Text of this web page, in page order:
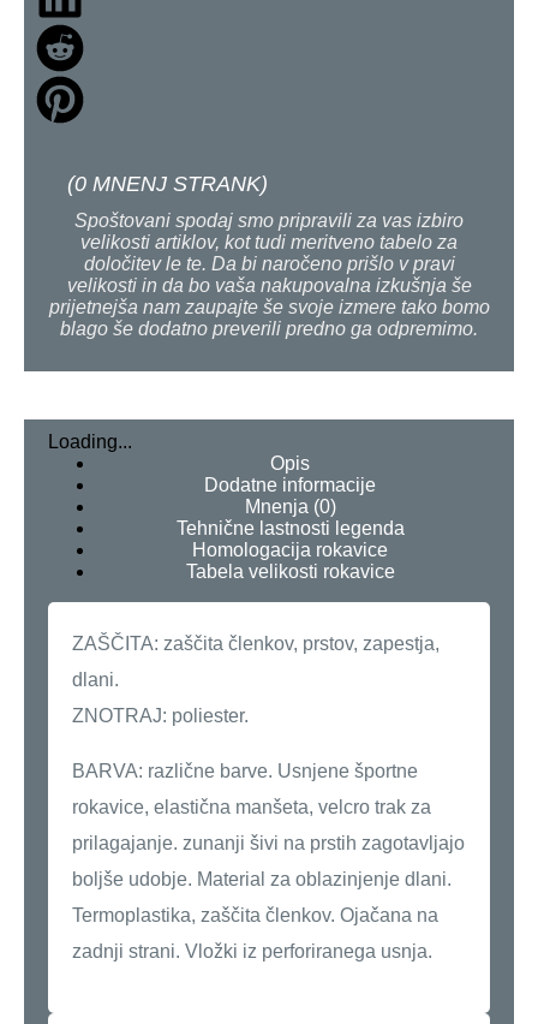
(0 MNENJ STRANK)
Spoštovani spodaj smo pripravili za vas izbiro
velikosti artiklov, kot tudi meritveno tabelo za
določitev le te. Da bi naročeno prišlo v pravi
velikosti in da bo vaša nakupovalna izkušnja še
prijetnejša nam zaupajte še svoje izmere tako bomo
blago še dodatno preverili predno ga odpremimo.
Loading...
Opis
Dodatne informacije
Mnenja (0)
Tehnične lastnosti legenda
Homologacija rokavice
Tabela velikosti rokavice
ZAŠČITA: zaščita členkov, prstov, zapestja,
dlani.
ZNOTRAJ: poliester.
BARVA: različne barve. Usnjene športne
rokavice, elastična manšeta, velcro trak za
prilagajanje. zunanji šivi na prstih zagotavljajo
boljše udobje. Material za oblazinjenje dlani.
Termoplastika, zaščita členkov. Ojačana na
zadnji strani. Vložki iz perforiranega usnja.